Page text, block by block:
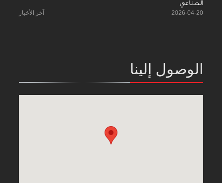
الصناعي
2026-04-20 آخر الأخبار
الوصول إلينا